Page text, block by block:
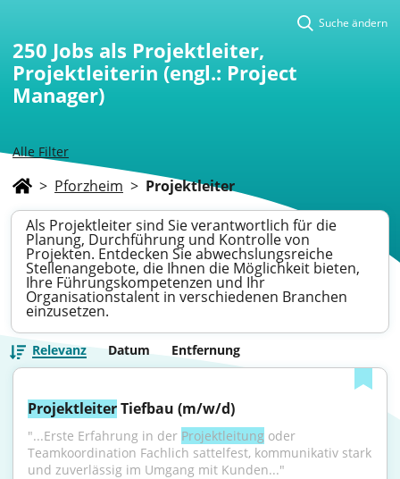
Alle Filter
Suche ändern
250 Jobs als Projektleiter,
Projektleiterin (engl.: Project
Manager)
> Pforzheim > Projektleiter
Als Projektleiter sind Sie verantwortlich für die
Planung, Durchführung und Kontrolle von
Projekten. Entdecken Sie abwechslungsreiche
Stellenangebote, die Ihnen die Möglichkeit bieten,
Ihre Führungskompetenzen und Ihr
Organisationstalent in verschiedenen Branchen
einzusetzen.
Relevanz Datum Entfernung
Projektleiter Tiefbau (m/w/d)
"...Erste Erfahrung in der Projektleitung oder
Teamkoordination Fachlich sattelfest, kommunikativ stark
und zuverlässig im Umgang mit Kunden..."